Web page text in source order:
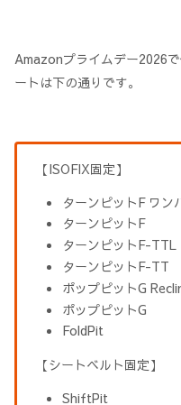
Amazonプライムデー2026
ートは下の通りです。
【ISOFIX固定】
ターンピットF ワン
ターンピットF
ターンピットF-TTL
ターンピットF-TT
ポップピットG
ポップピットG
FoldPit
【シートベルト固定】
ShiftPit